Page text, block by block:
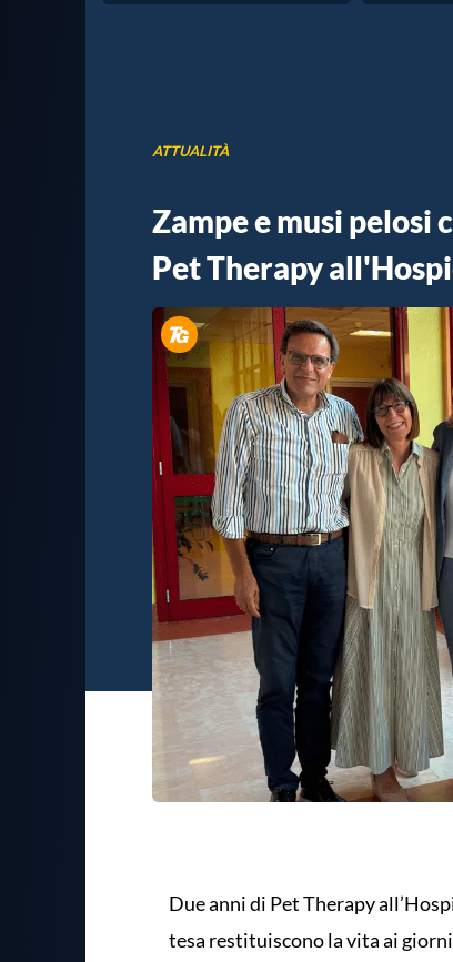
ATTUALITÀ
Zampe e musi pelosi
Pet Therapy
Due anni di Pet Therapy
tesa restituiscono la vita ai